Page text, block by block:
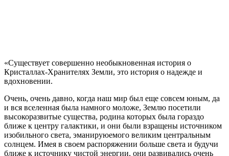
«Существует совершенно необыкновенная история о
Кристаллах-Хранителях Земли, это история о надежде и
вдохновении.
Очень, очень давно, когда наш мир был еще совсем юным, да
и вся вселенная была намного моложе, Землю посетили
высокоразвитые существа, родина которых была гораздо
ближе к центру галактики, и они были взращены источником
изобильного света, эманируюемого великим центральным
солнцем. Имея в своем распоряжении больше света и будучи
ближе к источнику чистой энергии, они развивались очень